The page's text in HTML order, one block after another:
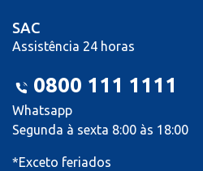
SAC
Assistência 24 horas
0800 111 1111
Whatsapp
Segunda à sexta 8:00 às 18:00
*Exceto feriados